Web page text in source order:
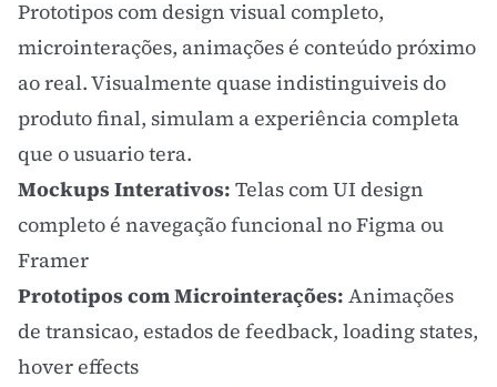
Prototipos com design visual completo,
microinterações, animações é conteúdo próximo
ao real. Visualmente quase indistinguiveis do
produto final, simulam a experiência completa
que o usuario tera.
Mockups Interativos: Telas comUI design
completo é navegação funcional noFigmaou
Framer
Prototipos com Microinterações: Animações
de transicao, estados de feedback, loading states,
hover effects